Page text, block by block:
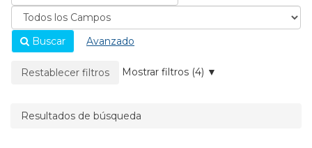
Buscar
Avanzado
La página se recargará cuando se elimine un filtro.
Restablecer filtros Mostrar filtros (4)
Resultados de búsqueda